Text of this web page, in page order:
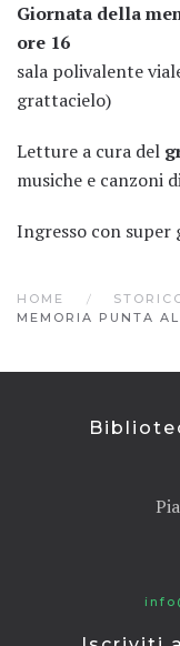
Giornata della
ore 16
sala polivalente
grattacielo)
Letture a cura del
musiche e canzoni
Ingresso con super
HOME
MEMORIA PUNTA